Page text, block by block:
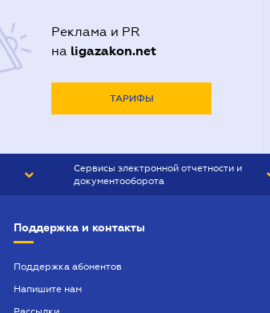
Реклама и PR
на ligazakon.net
ТАРИФЫ
Сервисы электронной отчетности и
документооборота
Поддержка и контакты
Поддержка абонентов
Напишите нам